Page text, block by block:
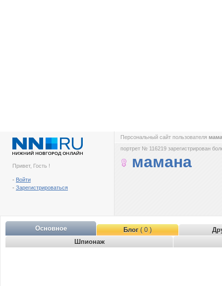
Привет, Гость !
- Войти
- Зарегистрироваться
Персональный сайт пользователя
портрет № 116219 зарегистрирован
мамана
Основное Блог( 0 )
Шпионаж